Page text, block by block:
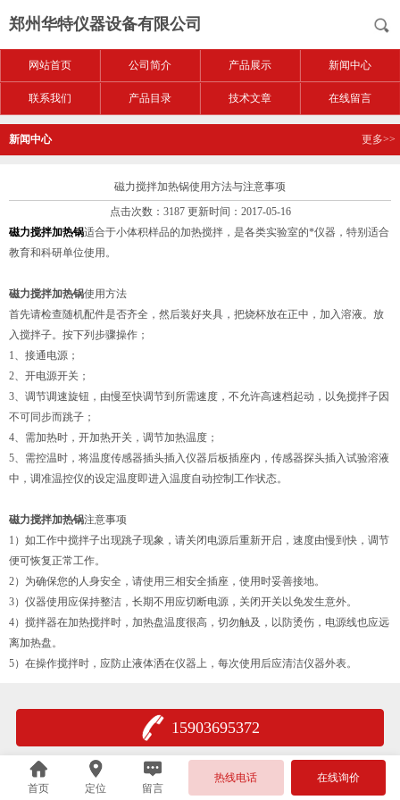
郑州华特仪器设备有限公司
网站首页 公司简介 产品展示 新闻中心
联系我们 产品目录 技术文章 在线留言
新闻中心 更多>>
磁力搅拌加热锅使用方法与注意事项
点击次数：3187 更新时间：2017-05-16
磁力搅拌加热锅适合于小体积样品的加热搅拌，是各类实验室的*仪器，特别适合
教育和科研单位使用。
磁力搅拌加热锅使用方法
首先请检查随机配件是否齐全，然后装好夹具，把烧杯放在正中，加入溶液。放
入搅拌子。按下列步骤操作；
1、接通电源；
2、开电源开关；
3、调节调速旋钮，由慢至快调节到所需速度，不允许高速档起动，以免搅拌子因
不可同步而跳子；
4、需加热时，开加热开关，调节加热温度；
5、需控温时，将温度传感器插头插入仪器后板插座内，传感器探头插入试验溶液
中，调准温控仪的设定温度即进入温度自动控制工作状态。
磁力搅拌加热锅注意事项
1）如工作中搅拌子出现跳子现象，请关闭电源后重新开启，速度由慢到快，调节
便可恢复正常工作。
2）为确保您的人身安全，请使用三相安全插座，使用时妥善接地。
3）仪器使用应保持整洁，长期不用应切断电源，关闭开关以免发生意外。
4）搅拌器在加热搅拌时，加热盘温度很高，切勿触及，以防烫伤，电源线也应远
离加热盘。
5）在操作搅拌时，应防止液体洒在仪器上，每次使用后应清洁仪器外表。
15903695372
首页 定位 留言
热线电话 在线询价